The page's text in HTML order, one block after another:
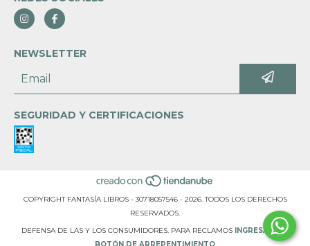
NEWSLETTER
SEGURIDAD Y CERTIFICACIONES
COPYRIGHT FANTASÍA LIBROS - 30718057546 - 2026. TODOS LOS DERECHOS
RESERVADOS.
DEFENSA DE LAS Y LOS CONSUMIDORES. PARA RECLAMOS INGRESÁ ACÁ.
BOTÓN DE ARREPENTIMIENTO